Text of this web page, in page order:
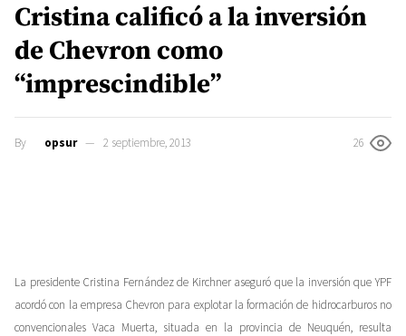
Cristina calificó a la inversión
de Chevron como
“imprescindible”
By opsur 2 septiembre, 2013 26
La presidente Cristina Fernández de Kirchner aseguró que la inversión que YPF
acordó con la empresa Chevron para explotar la formación de hidrocarburos no
convencionales Vaca Muerta, situada en la provincia de Neuquén, resulta